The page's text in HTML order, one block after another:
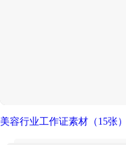
美容行业工作证素材 （15张